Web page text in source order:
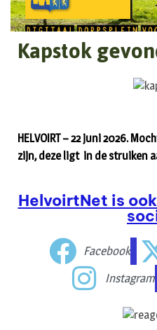
Kapstok
HELVOIRT – 22 juni 2026.
zijn, deze ligt in de struiken
HelvoirtNet is
Facebook
Instagram